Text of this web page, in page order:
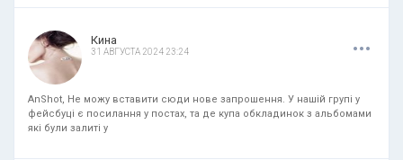
Кина
31 АВГУСТА 2024 23:24 ...
AnShot, Не можу вставити сюди нове запрошення. У нашій групі у
фейсбуці є посилання у постах, та де купа обкладинок з альбомами
які були залиті у